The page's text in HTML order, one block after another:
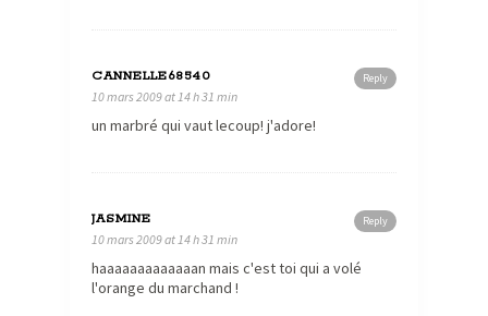
Reply
CANNELLE68540
10 mars 2009 at 14 h 31 min
un marbré qui vaut lecoup! j'adore!
Reply
JASMINE
10 mars 2009 at 14 h 31 min
haaaaaaaaaaaaan mais c'est toi qui a volé
l'orange du marchand !